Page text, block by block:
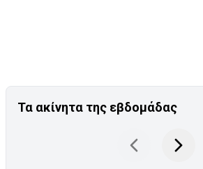
Τα ακίνητα της εβδομάδας